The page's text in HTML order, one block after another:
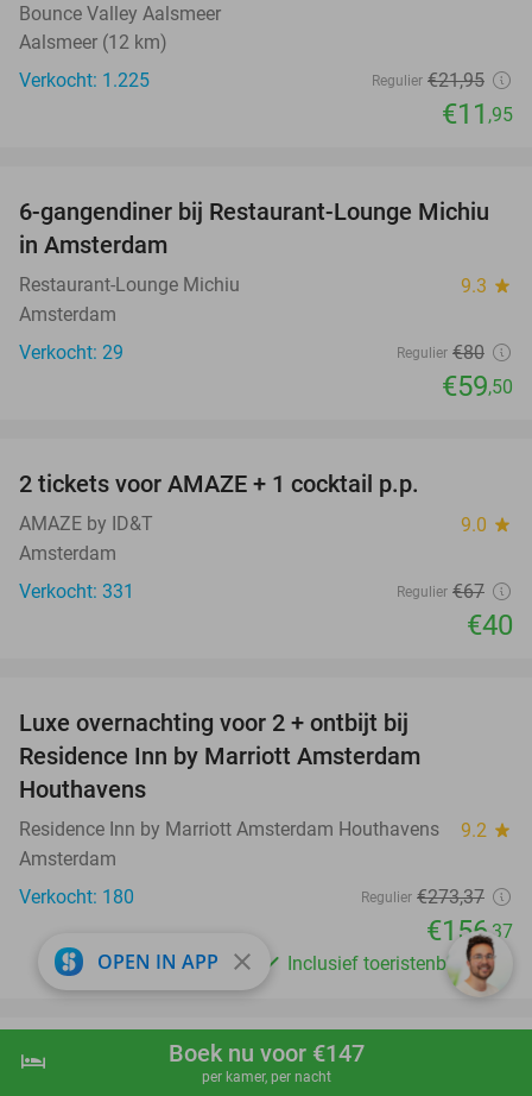
shopping_cart Boek nu
hotel Boek nu voor €147
per kamer, per nacht
Bounce Valley Aalsmeer
Aalsmeer (12 km)
Verkocht: 1.225
Regulier €21,95
€11 ,95
26%
6-gangendiner bij Restaurant-Lounge Michiu
in Amsterdam
Restaurant-Lounge Michiu 9.3 star
Amsterdam
Verkocht: 29
Regulier €80
€59,50
2 tickets voor AMAZE + 1 cocktail p.p.
AMAZE by ID&T 9.0 star
Amsterdam
Verkocht: 331
Regulier €67
€40
Luxe overnachting voor 2 + ontbijt bij
Residence Inn by Marriott Amsterdam
Houthavens
Residence Inn by Marriott Amsterdam Houthavens 9.2 star
Amsterdam
Verkocht: 180
Regulier €273,37
€156,37
Inclusief toeristenbelasting
favorite_border
Entreeticket voor BODY WORLDS
OPEN IN APP close